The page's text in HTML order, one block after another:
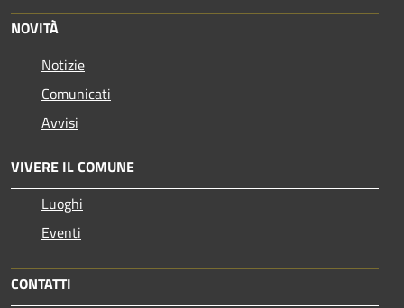
NOVITÀ
Notizie
Comunicati
Avvisi
VIVERE IL COMUNE
Luoghi
Eventi
CONTATTI